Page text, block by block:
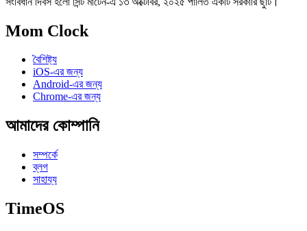
Mom Clock
বৈশিষ্ট্য
iOS-এর জন্য
Android-এর জন্য
Chrome-এর জন্য
আমাদের কোম্পানি
সম্পর্কে
ব্লগ
সাহায্য
TimeOS